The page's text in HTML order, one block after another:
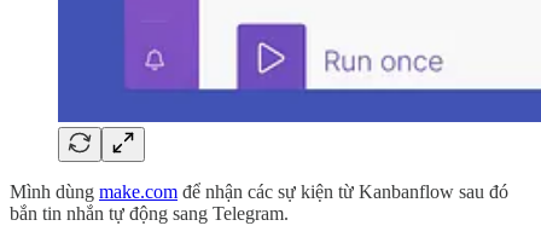
Mình dùng make.com để nhận các sự kiện từ Kanbanflow sau đó
bắn tin nhắn tự động sang Telegram.